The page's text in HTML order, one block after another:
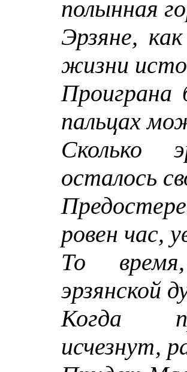
полынная
Эрзяне,
жизни
Проиграна
пальцах
Сколько
осталось
ровен час,
То
эрзянской
Когда
исчезнут,